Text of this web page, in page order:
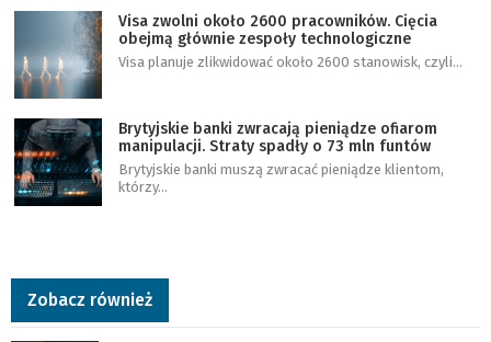
Visa zwolni około 2600 pracowników. Cięcia
obejmą głównie zespoły technologiczne
Visa planuje zlikwidować około 2600 stanowisk, czyli…
Brytyjskie banki zwracają pieniądze ofiarom
manipulacji. Straty spadły o 73 mln funtów
Brytyjskie banki muszą zwracać pieniądze klientom,
którzy…
Zobacz również